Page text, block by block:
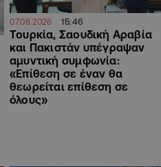
07.08.2026 15:46
Τουρκία, Σαουδική Αραβία
και Πακιστάν υπέγραψαν
αμυντική συμφωνία:
«Επίθεση σε έναν θα
θεωρείται επίθεση σε
όλους»